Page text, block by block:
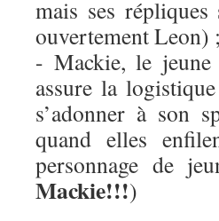
mais ses
ouvertement Leon) ;
- Mackie, le
assure la
s’adonner à son
quand elles
personnage de
Mackie!!!)